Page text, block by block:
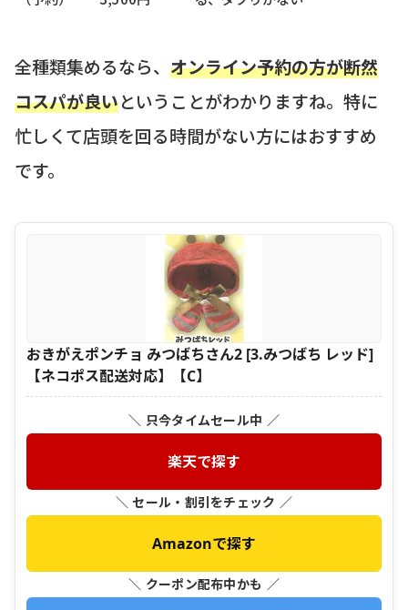
全種類集めるなら、 オンライン予約の方が断然
コスパが良いということがわかりますね。特に
忙しくて店頭を回る時間がない方にはおすすめ
です。
おきがえポンチョ みつばちさん2 [3.みつばち レッド]
【ネコポス配送対応】【C】
＼ 只今タイムセール中 ／
楽天で探す
＼ セール・割引をチェック ／
Amazonで探す
＼ クーポン配布中かも ／